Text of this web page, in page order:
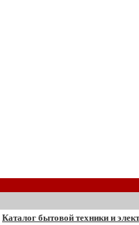
Каталог бытовой техники и